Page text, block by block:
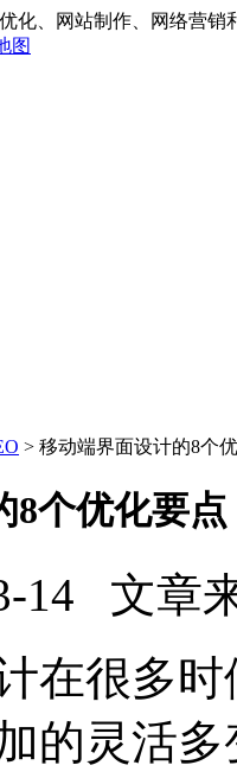
化、网站制作、网络营销
图
> 移动端界面设计的8个
8个优化要点
14 文章
在很多
的灵活